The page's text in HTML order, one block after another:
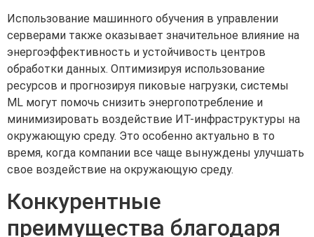
Использование машинного обучения в управлении
серверами также оказывает значительное влияние на
энергоэффективность и устойчивость центров
обработки данных. Оптимизируя использование
ресурсов и прогнозируя пиковые нагрузки, системы
ML могут помочь снизить энергопотребление и
минимизировать воздействие ИТ-инфраструктуры на
окружающую среду. Это особенно актуально в то
время, когда компании все чаще вынуждены улучшать
свое воздействие на окружающую среду.
Конкурентные
преимущества благодаря